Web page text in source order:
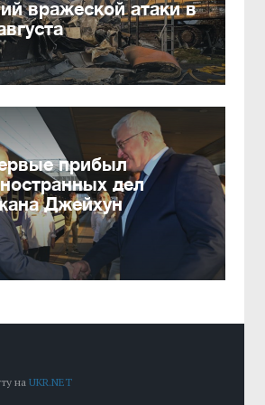
вражеской атаки в
прибыл
дел
Джейхун
наUKR.NET